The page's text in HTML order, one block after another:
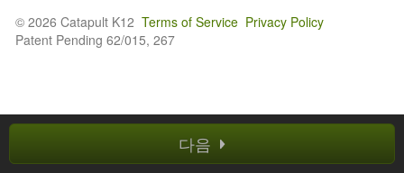
다음
© 2026 Catapult K12 Terms of Service Privacy Policy
Patent Pending 62/015, 267